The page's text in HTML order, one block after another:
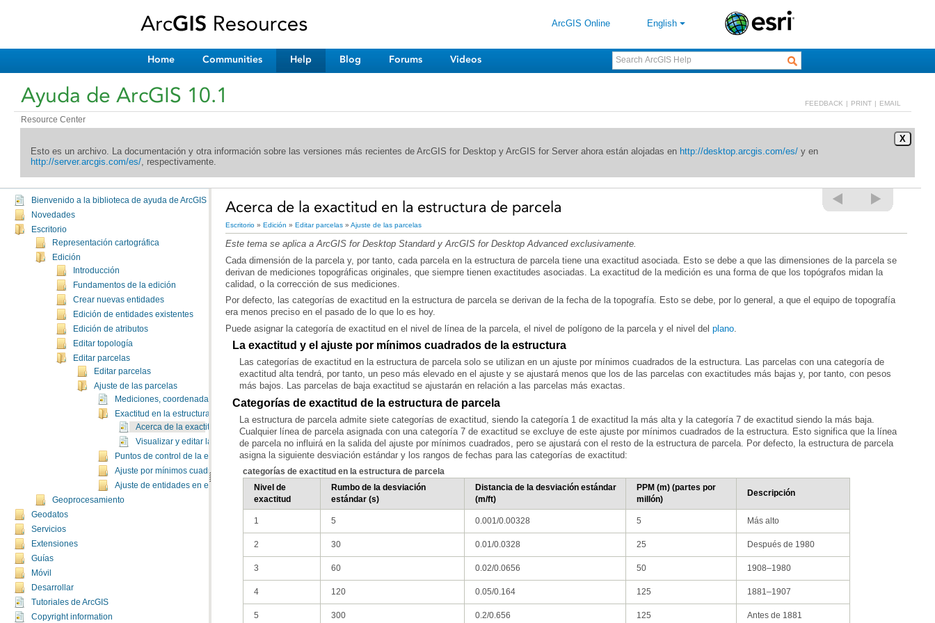
ArcGIS Online English
Home Communities Help Blog Forums Videos
Ayuda de ArcGIS 10.1 FEEDBACK | PRINT | EMAIL
Resource Center
X
Esto es un archivo. La documentación y otra información sobre las versiones más recientes de ArcGIS for Desktop y ArcGIS for Server ahora están alojadas en http://desktop.arcgis.com/es/y en
http://server.arcgis.com/es/, respectivamente.
Bienvenido a la biblioteca de ayuda de ArcGIS
Novedades
Escritorio
Representación cartográfica
Edición
Introducción
Fundamentos de la edición
Crear nuevas entidades
Edición de entidades existentes
Edición de atributos
Editar topología
Editar parcelas
Editar parcelas
Ajuste de las parcelas
Mediciones, coordenadas y exactitud en la estructura de fábrica
Exactitud en la estructura de parcela
Acerca de la exactitud en la estructura de parcela
Visualizar y editar la tabla de Exactitud de estructura de parcela
Puntos de control de la estructura de parcela
Ajuste por mínimos cuadrados en estructuras de parcela
Ajuste de entidades en estructuras de parcela
Geoprocesamiento
Geodatos
Servicios
Extensiones
Guías
Móvil
Desarrollar
Tutoriales de ArcGIS
Copyright information
Acerca de la exactitud en la estructura de parcela
Escritorio » Edición » Editar parcelas » Ajuste de las parcelas
Este tema se aplica a ArcGIS for Desktop Standard y ArcGIS for Desktop Advanced exclusivamente.
calidad, o la corrección de sus mediciones.
era menos preciso en el pasado de lo que lo es hoy.
Puede asignar la categoría de exactitud en el nivel de línea de la parcela, el nivel de polígono de la parcela y el nivel del plano
La exactitud y el ajuste por mínimos cuadrados de la estructura
más bajos. Las parcelas de baja exactitud se ajustarán en relación a las parcelas más exactas.
Categorías de exactitud de la estructura de parcela
asigna la siguiente desviación estándar y los rangos de fechas para las categorías de exactitud:
categorías de exactitud en la estructura de parcela
exactitud estándar (s) (m/ft) millón)
Descripción
1 5 0.001/0.00328 5 Más alto
2 30 0.01/0.0328 25 Después de 1980
3 60 0.02/0.0656 50 1908–1980
4 120 0.05/0.164 125 1881–1907
5 300 0.2/0.656 125 Antes de 1881